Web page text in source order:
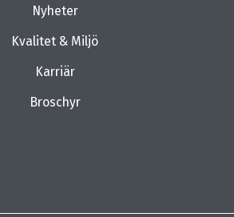
Nyheter
Kvalitet & Miljö
Karriär
Broschyr